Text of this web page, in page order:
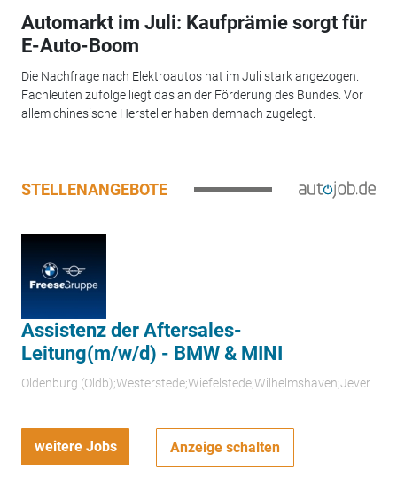
Automarkt im Juli: Kaufprämie sorgt für
E-Auto-Boom
Die Nachfrage nach Elektroautos hat im Juli stark angezogen.
Fachleuten zufolge liegt das an der Förderung des Bundes. Vor
allem chinesische Hersteller haben demnach zugelegt.
STELLENANGEBOTE
Assistenz der Aftersales-
Leitung(m/w/d) - BMW & MINI
Oldenburg (Oldb);Westerstede;Wiefelstede;Wilhelmshaven;Jever
weitere Jobs Anzeige schalten